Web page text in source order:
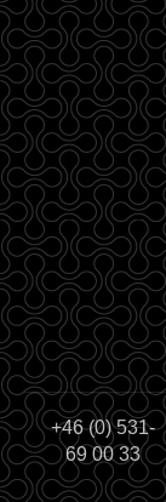
+46 (0) 531-
69 00 33